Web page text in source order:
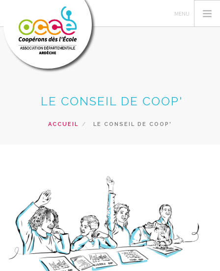
GERER SA COOPERATIVE
CONTACT
LE CONSEIL DE COOP'
ACCUEIL LE CONSEIL DE COOP'